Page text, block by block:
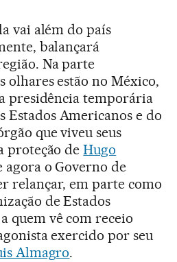
vai além do país
balançará
Na parte
estão no México,
presidência temporária
Estados Americanos e do
que viveu seus
proteção deHugo
agora o Governo de
relançar, em parte como
de Estados
quem vê com receio
exercido por seu
Almagro.